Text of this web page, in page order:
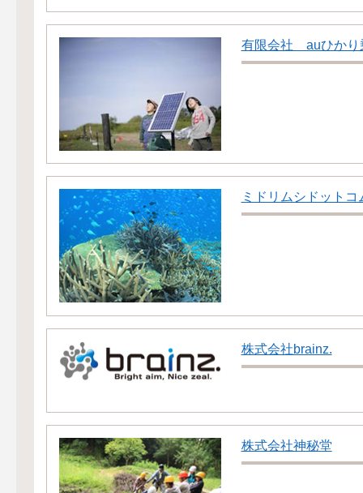
有限会社 auひかり
ミドリムシドットコ
株式会社brainz.
株式会社神秘堂